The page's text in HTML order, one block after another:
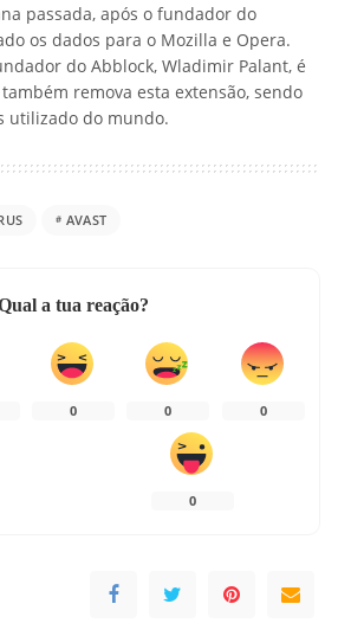
passada, após o fundador do
os dados para o Mozilla e Opera.
do Abblock, Wladimir Palant, é
remova esta extensão, sendo
utilizado do mundo.
AVAST
a tua reação?
0 0 0
0